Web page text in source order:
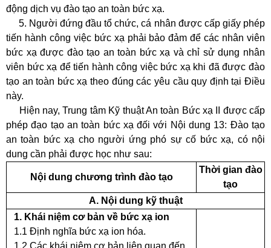
động dịch vụ đào tạo an toàn bức xạ.
5. Người đứng đầu tổ chức, cá nhân được cấp giấy phép
tiến hành công việc bức xạ phải bảo đảm để các nhân viên
bức xạ được đào tạo an toàn bức xạ và chỉ sử dụng nhân
viên bức xạ để tiến hành công việc bức xạ khi đã được đào
tạo an toàn bức xạ theo đúng các yêu cầu quy định tại Điều
này.
Hiện nay, Trung tâm Kỹ thuật An toàn Bức xạ II được cấp
phép đạo tạo an toàn bức xạ đối với Nội dung 13: Đào tạo
an toàn bức xạ cho người ứng phó sự cố bức xạ, có nội
dung cần phải được học như sau:
Nội dung chương trình đào tạo
Thời gian đào
tạo
A. Nội dung kỹ thuật
1. Khái niệm cơ bản về bức xạ ion
1.1 Định nghĩa bức xạ ion hóa.
1.2 Các khái niệm cơ bản liên quan đến